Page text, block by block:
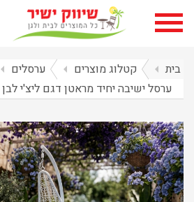
בית arrow_left קטלוג מוצרים arrow_left ערסלים arrow_left
ערסל ישיבה יחיד מראטן דגם ליצ'י לבן